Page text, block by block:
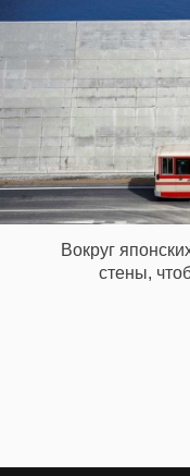
Вокруг
стены,